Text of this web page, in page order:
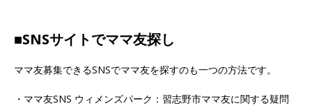
■SNSサイトでママ友探し
ママ友募集できるSNSでママ友を探すのも一つの方法です。
・ママ友SNS ウィメンズパーク：習志野市ママ友に関する疑問